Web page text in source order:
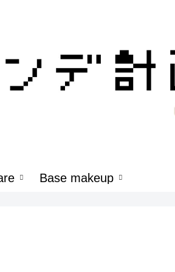
Base makeup